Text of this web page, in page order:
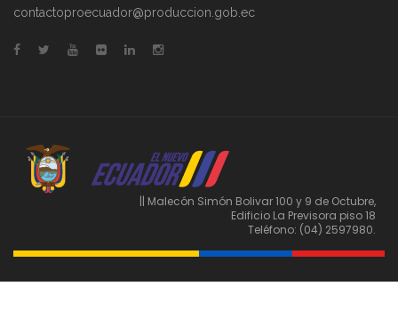
contactoproecuador@produccion.gob.ec
|| Malecón Simón Bolivar 100 y 9 de Octubre,
Edificio La Previsora piso 18
Teléfono: (04) 2597980.